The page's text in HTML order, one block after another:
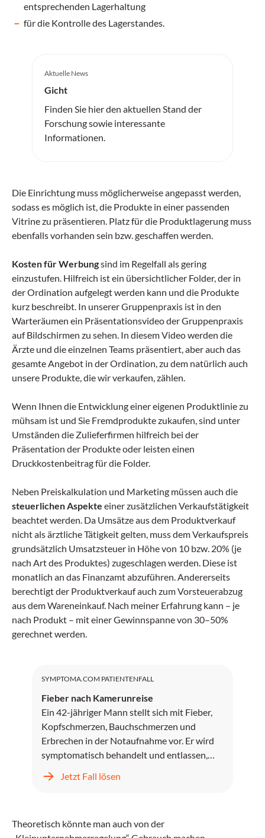
entsprechenden Lagerhaltung
für die Kontrolle des Lagerstandes.
Aktuelle News
Gicht
Finden Sie hier den aktuellen Stand der
Forschung sowie interessante
Informationen.
Die Einrichtung muss möglicherweise angepasst werden,
sodass es möglich ist, die Produkte in einer passenden
Vitrine zu präsentieren. Platz für die Produktlagerung muss
ebenfalls vorhanden sein bzw. geschaffen werden.
Kosten für Werbungsind im Regelfall als gering
einzustufen. Hilfreich ist ein übersichtlicher Folder, der in
der Ordination aufgelegt werden kann und die Produkte
kurz beschreibt. In unserer Gruppenpraxis ist in den
Warteräumen ein Präsentationsvideo der Gruppenpraxis
auf Bildschirmen zu sehen. In diesem Video werden die
Ärzte und die einzelnen Teams präsentiert, aber auch das
gesamte Angebot in der Ordination, zu dem natürlich auch
unsere Produkte, die wir verkaufen, zählen.
Wenn Ihnen die Entwicklung einer eigenen Produktlinie zu
mühsam ist und Sie Fremdprodukte zukaufen, sind unter
Umständen die Zulieferfirmen hilfreich bei der
Präsentation der Produkte oder leisten einen
Druckkostenbeitrag für die Folder.
Neben Preiskalkulation und Marketing müssen auch die
steuerlichen Aspekte einer zusätzlichen Verkaufstätigkeit
beachtet werden. Da Umsätze aus dem Produktverkauf
nicht als ärztliche Tätigkeit gelten, muss dem Verkaufspreis
grundsätzlich Umsatzsteuer in Höhe von 10 bzw. 20% (je
nach Art des Produktes) zugeschlagen werden. Diese ist
monatlich an das Finanzamt abzuführen. Andererseits
berechtigt der Produktverkauf auch zum Vorsteuerabzug
aus dem Wareneinkauf. Nach meiner Erfahrung kann – je
nach Produkt – mit einer Gewinnspanne von 30–50%
gerechnet werden.
SYMPTOMA.COM PATIENTENFALL
Fieber nach Kamerunreise
Ein 42-jähriger Mann stellt sich mit Fieber,
Kopfschmerzen, Bauchschmerzen und
Erbrechen in der Notaufnahme vor. Er wird
symptomatisch behandelt und entlassen,
kehrt jedoch zwei Tage später mit
unstillbarem Erbrechen, Kopfschmerzen und
Jetzt Fall lösen
Theoretisch könnte man auch von der